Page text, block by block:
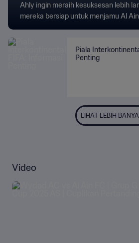
Ahly ingin meraih kesuksesan lebih
mereka bersiap untuk menjamu Al
Piala
Penting
LIHAT LEBIH
Video